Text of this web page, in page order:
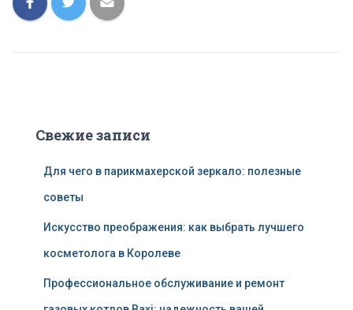
Свежие записи
Для чего в парикмахерской зеркало: полезные
советы
Искусство преображения: как выбрать лучшего
косметолога в Королеве
Профессиональное обслуживание и ремонт